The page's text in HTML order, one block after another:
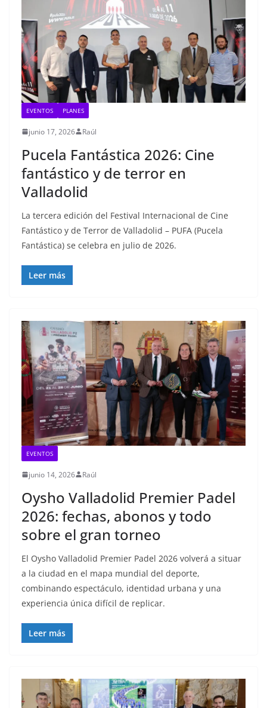
EVENTOS PLANES
junio 17, 2026 Raúl
Pucela Fantástica 2026: Cine
fantástico y de terror en
Valladolid
La tercera edición del Festival Internacional de Cine
Fantástico y de Terror de Valladolid – PUFA (Pucela
Fantástica) se celebra en julio de 2026.
Leer más
EVENTOS
junio 14, 2026 Raúl
Oysho Valladolid Premier Padel
2026: fechas, abonos y todo
sobre el gran torneo
El Oysho Valladolid Premier Padel 2026 volverá a situar
a la ciudad en el mapa mundial del deporte,
combinando espectáculo, identidad urbana y una
experiencia única difícil de replicar.
Leer más